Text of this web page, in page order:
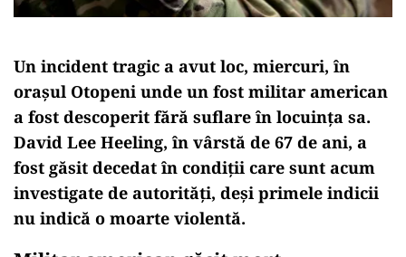
Un incident tragic a avut loc, miercuri, în
orașul Otopeni unde un fost militar american
a fost descoperit fără suflare în locuința sa.
David Lee Heeling, în vârstă de 67 de ani, a
fost găsit decedat în condiții care sunt acum
investigate de autorități, deși primele indicii
nu indică o moarte violentă.